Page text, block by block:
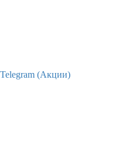
Telegram (Акции)